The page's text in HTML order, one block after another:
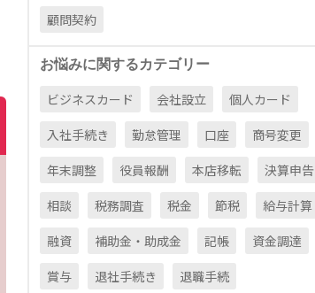
顧問契約
お悩みに関するカテゴリー
ビジネスカード 会社設立
個人カード
入社手続き
勤怠管理 口座
商号変更
年末調整
役員報酬 本店移転
決算申告
相談
税務調査 税金 節税
給与計算
融資
補助金・助成金 記帳
資金調達
賞与
退社手続き 退職手続